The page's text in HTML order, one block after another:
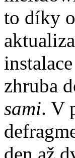
to díky
zhruba
sami. V